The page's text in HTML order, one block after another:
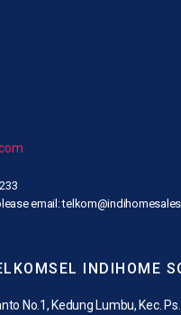
email:
INDIHOME
No.1, Kedung Lumbu, Kec.